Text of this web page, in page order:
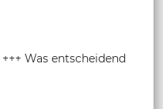
Was entscheidend